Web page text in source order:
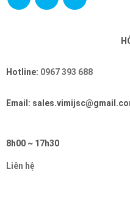
Hotline: 0967 393 688
Email:
8h00 ~ 17h30
Liên hệ